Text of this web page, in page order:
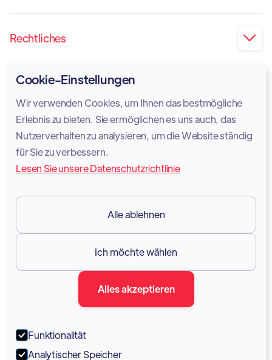
Rechtliches 
Cookie-Richtlinie
Rechtlicher Hinweis
Nutzungsbedingungen
DSGVO
Ressourcen 
Dokumentation
Portal
Cookie-Einstellungen
Wir verwenden Cookies, um Ihnen das bestmögliche
Erlebnis zu bieten. Sie ermöglichen es uns auch, das
Nutzerverhalten zu analysieren, um die Website ständig
für Sie zu verbessern.
Lesen Sie unsere Datenschutzrichtlinie
Alle ablehnen
Ich möchte wählen
Alles akzeptieren
Funktionalität
Analytischer Speicher